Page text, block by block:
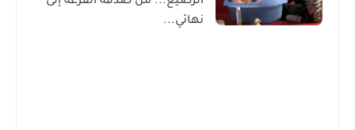
نهائي...